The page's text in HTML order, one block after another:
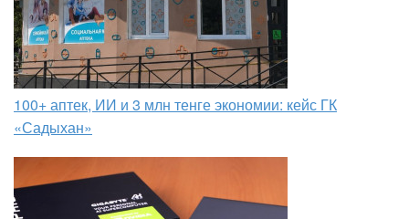
100+ аптек, ИИ и 3 млн тенге экономии: кейс ГК
«Садыхан»